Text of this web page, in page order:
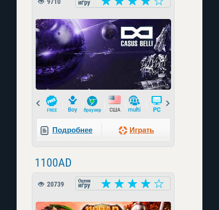
Prev
Подробнее Играть
1100AD
20739